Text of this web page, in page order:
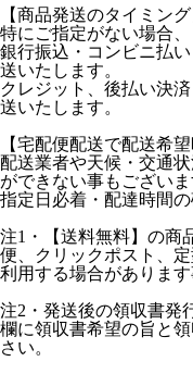
【商品発送のタイミング
特にご指定がない場合、
銀行振込・コンビニ払
送いたします。
クレジット、後払い決
送いたします。
【宅配便配送で配送希
配送業者や天候・交通
ができない事もございま
指定日必着・配達時間
注1・【送料無料】の商
便、クリックポスト、
利用する場合があります
注2・発送後の領収書発
欄に領収書希望の旨と
さい。